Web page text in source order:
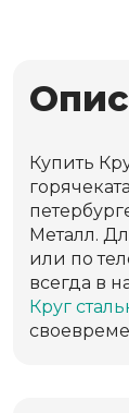
Купить
Металл.
или по
всегда в
Круг